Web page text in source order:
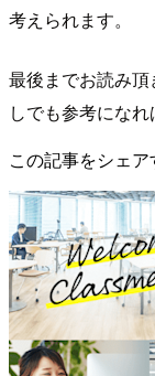
考えられます。
最後までお読み
しでも参考になれ
この記事をシェア